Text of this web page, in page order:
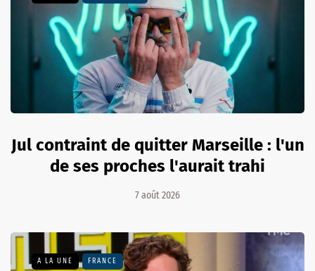
Jul contraint de quitter Marseille : l'un
de ses proches l'aurait trahi
7 août 2026
A LA UNE FRANCE